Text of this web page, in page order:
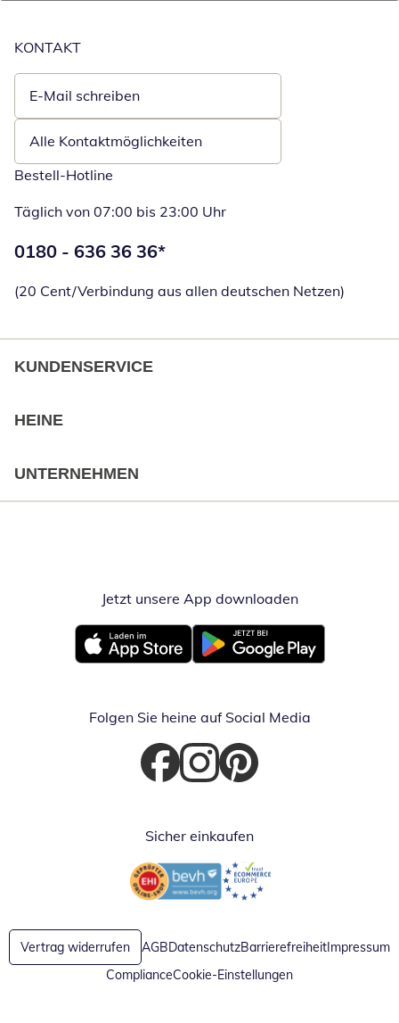
KONTAKT
E-Mail schreiben
Öffnet E-Mail-Client
Alle Kontaktmöglichkeiten
Bestell-Hotline
Täglich von 07:00 bis 23:00 Uhr
Telefonnummer:
0180 - 636 36 36*
(20 Cent/Verbindung aus allen deutschen Netzen)
KUNDENSERVICE
HEINE
UNTERNEHMEN
Jetzt unsere App downloadenÖffnet in
Öffnet in neuem FensterÖffnet in neuem Fenster
Folgen Sie heine auf Social Media
Öffnet in neuem Fenster
Öffnet in neuem Fenster
Öffnet in neuem Fenster
Sicher einkaufen
Öffnet in neuem FensterÖffnet in neuem Fenster
Vertrag widerrufen AGBDatenschutzBarrierefreiheitImpressum
ComplianceCookie-Einstellungen